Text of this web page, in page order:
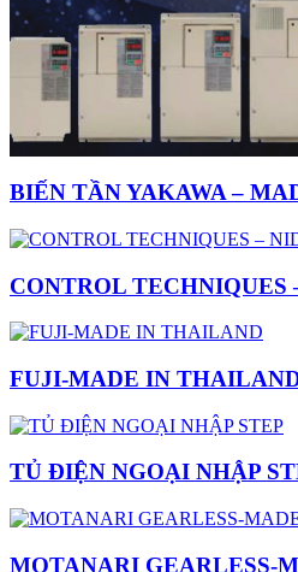
BIẾN TẦN YAKAWA –
CONTROL TECHNIQUES
FUJI-MADE IN
TỦ ĐIỆN NGOẠI NHẬP
MOTANARI GEARLESS-